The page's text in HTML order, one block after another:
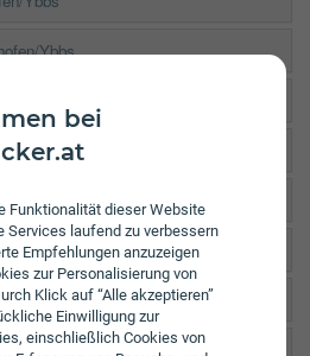
bei
Funktionalität dieser Website
Services laufend zu verbessern
Empfehlungen anzuzeigen
zur Personalisierung von
Klick auf “Alle akzeptieren”
Einwilligung zur
einschließlich Cookies von
Ybbs
VF Service
Wr. Neustadt Zehnergürtel
Str.
Neufurth